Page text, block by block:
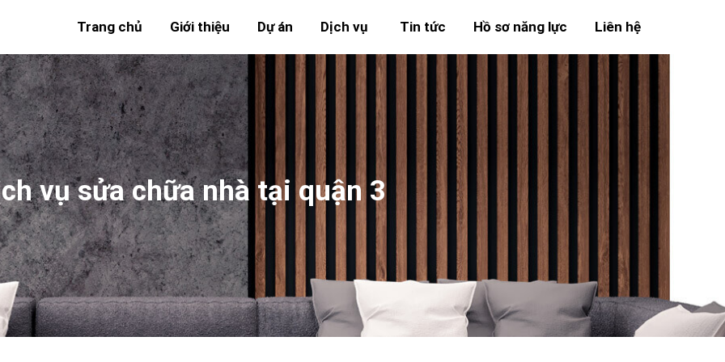
Trang chủ Giới thiệu Dự án Dịch vụ Tin tức Hồ sơ năng lực Liên hệ
vụ sửa chữa nhà tại quận 3